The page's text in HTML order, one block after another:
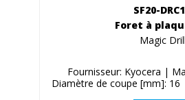
SF20-
Foret à
Magic
Fournisseur: Kyocera |
Diamètre de coupe [mm]: